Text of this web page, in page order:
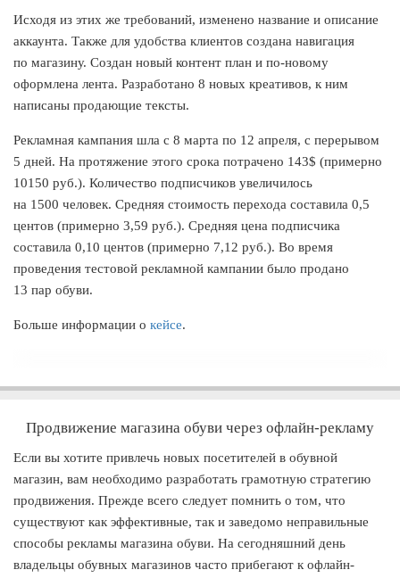
Исходя из этих же требований, изменено название и описание
аккаунта. Также для удобства клиентов создана навигация
по магазину. Создан новый контент план и по-новому
оформлена лента. Разработано 8 новых креативов, к ним
написаны продающие тексты.
Рекламная кампания шла с 8 марта по 12 апреля, с перерывом
5 дней. На протяжение этого срока потрачено 143$ (примерно
10150 руб.). Количество подписчиков увеличилось
на 1500 человек. Средняя стоимость перехода составила 0,5
центов (примерно 3,59 руб.). Средняя цена подписчика
составила 0,10 центов (примерно 7,12 руб.). Во время
проведения тестовой рекламной кампании было продано
13 пар обуви.
Больше информации о кейсе.
Продвижение магазина обуви через офлайн-рекламу
Если вы хотите привлечь новых посетителей в обувной
магазин, вам необходимо разработать грамотную стратегию
продвижения. Прежде всего следует помнить о том, что
существуют как эффективные, так и заведомо неправильные
способы рекламы магазина обуви. На сегодняшний день
владельцы обувных магазинов часто прибегают к офлайн-